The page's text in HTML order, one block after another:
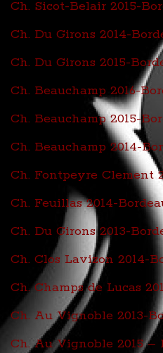
Ch. Sicot-Belair 2015-
Ch. Du Girons 2014-
Ch. Du Girons 2015-
Ch. Beauchamp 2016-
Ch. Beauchamp 2015-
Ch. Beauchamp 2014-
Ch. Fontpeyre Clement
Ch. Feuillas 2014-
Ch. Du Girons 2013-
Ch. Clos Lavizon 2014-
Ch. Champs de Lucas
Ch. Au Vignoble 2013-
Ch. Au Vignoble 2015 –